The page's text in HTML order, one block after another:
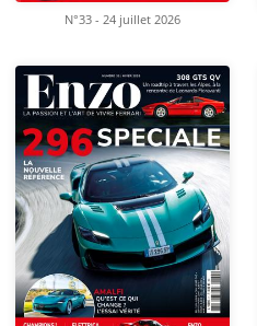
N°33 - 24 juillet 2026